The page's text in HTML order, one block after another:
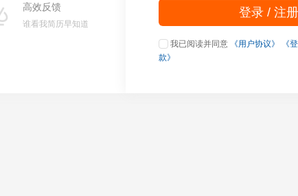
高效反馈
谁看我简历早知道
登录 / 注册
我已阅读并同意 《用户协议》 《
款》